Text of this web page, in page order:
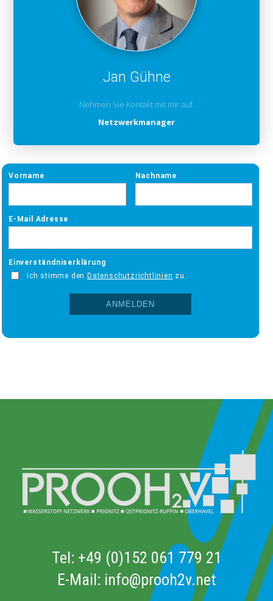
Jan Gühne
Nehmen Sie Kontakt mit mir auf.
Netzwerkmanager
Tel: +49 (0)152 061 779 21
E-Mail: info@prooh2v.net